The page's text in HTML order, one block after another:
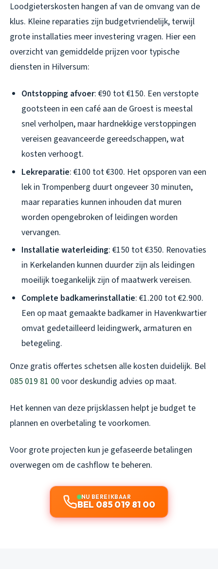
Loodgieterskosten hangen af van de omvang van de
klus. Kleine reparaties zijn budgetvriendelijk, terwijl
grote installaties meer investering vragen. Hier een
overzicht van gemiddelde prijzen voor typische
diensten in Hilversum:
Ontstopping afvoer: €90 tot €150. Een verstopte
gootsteen in een café aan de Groest is meestal
snel verholpen, maar hardnekkige verstoppingen
vereisen geavanceerde gereedschappen, wat
kosten verhoogt.
Lekreparatie: €100 tot €300. Het opsporen van een
lek in Trompenberg duurt ongeveer 30 minuten,
maar reparaties kunnen inhouden dat muren
worden opengebroken of leidingen worden
vervangen.
Installatie waterleiding: €150 tot €350. Renovaties
in Kerkelanden kunnen duurder zijn als leidingen
moeilijk toegankelijk zijn of maatwerk vereisen.
Complete badkamerinstallatie: €1.200 tot €2.900.
Een op maat gemaakte badkamer in Havenkwartier
omvat gedetailleerd leidingwerk, armaturen en
betegeling.
Onze gratis offertes schetsen alle kosten duidelijk. Bel
085 019 81 00 voor deskundig advies op maat.
Het kennen van deze prijsklassen helpt je budget te
plannen en overbetaling te voorkomen.
Voor grote projecten kun je gefaseerde betalingen
overwegen om de cashflow te beheren.
NU BEREIKBAAR
BEL 085 019 81 00